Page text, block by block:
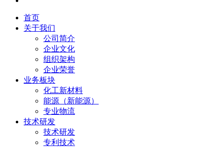
首页
关于我们
公司简介
企业文化
组织架构
企业荣誉
业务板块
化工新材料
能源（新能源）
专业物流
技术研发
技术研发
专利技术